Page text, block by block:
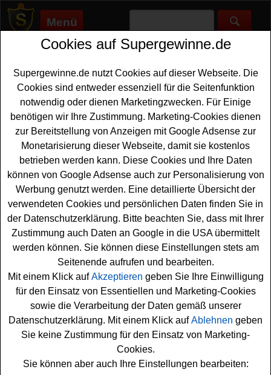
Menü
Supergewinne.de>Gewinnspiele>Bargeld Gewinnspiele>
Anzeige:
Anzeige:
Woolworth Gewinnspiel -
Shopping Gutschein gewinnen
Sind Sie ein Fan von tollen Schnäppchen und
vielfältigen Angeboten für die ganze Familie? Dann
bietet Ihnen das aktuelle Woolworth Gewinnspiel eine
fantastische Gelegenheit. Unter dem Motto We love
Woolworth startet das Unternehmen eine spannende
Rekord-Challenge, bei der Sie nicht nur Teil eines
offiziellen Weltrekordversuchs werden, sondern auch
tolleGutscheine gewinnenkönnen.
Verlost werden insgesamt 20 Shopping Gutscheine im
Wert von jeweils 150 Euro. Mit etwas Glück gewinnen
Sie einen dieser Gutscheine für Ihren nächsten Einkauf
bei Woolworth. Die Teilnahme ist denkbar einfach:
Hinterlassen Sie einfach ein paar persönliche Worte,
Cookies auf Supergewinne.de
Supergewinne.de nutzt Cookies auf dieser Webseite. Die
Cookies sind entweder essenziell für die Seitenfunktion
notwendig oder dienen Marketingzwecken. Für Einige
benötigen wir Ihre Zustimmung. Marketing-Cookies dienen
zur Bereitstellung von Anzeigen mit Google Adsense zur
Monetarisierung dieser Webseite, damit sie kostenlos
betrieben werden kann. Diese Cookies und Ihre Daten
können von Google Adsense auch zur Personalisierung von
Werbung genutzt werden. Eine detaillierte Übersicht der
verwendeten Cookies und persönlichen Daten finden Sie in
der Datenschutzerklärung. Bitte beachten Sie, dass mit Ihrer
Zustimmung auch Daten an Google in die USA übermittelt
werden können. Sie können diese Einstellungen stets am
Seitenende aufrufen und bearbeiten.
Mit einem Klick aufAkzeptieren geben Sie Ihre Einwilligung
für den Einsatz von Essentiellen und Marketing-Cookies
sowie die Verarbeitung der Daten gemäß unserer
Datenschutzerklärung. Mit einem Klick aufAblehnen geben
Sie keine Zustimmung für den Einsatz von Marketing-
Cookies.
Sie können aber auch Ihre Einstellungen bearbeiten: